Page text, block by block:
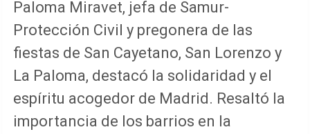
Paloma Miravet, jefa de Samur-
Protección Civil y pregonera de las
fiestas de San Cayetano, San Lorenzo y
La Paloma, destacó la solidaridad y el
espíritu acogedor de Madrid. Resaltó la
importancia de los barrios en la